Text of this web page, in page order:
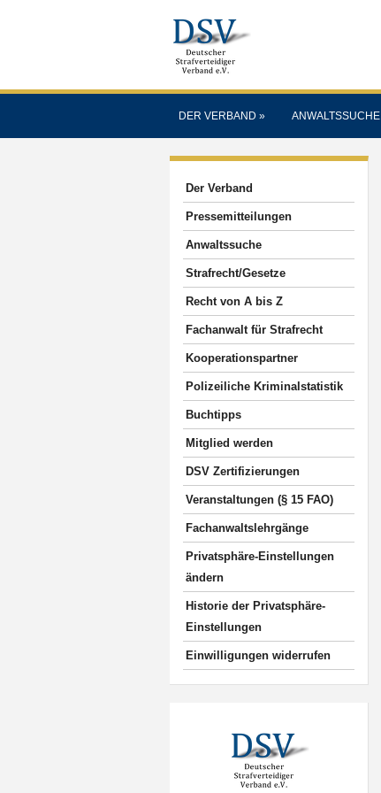
DER VERBAND » ANWALTSSUCHE
Der Verband
Pressemitteilungen
Anwaltssuche
Strafrecht/Gesetze
Recht von A bis Z
Fachanwalt für Strafrecht
Kooperationspartner
Polizeiliche Kriminalstatistik
Buchtipps
Mitglied werden
DSV Zertifizierungen
Veranstaltungen (§ 15 FAO)
Fachanwaltslehrgänge
Privatsphäre-Einstellungen
ändern
Historie der Privatsphäre-
Einstellungen
Einwilligungen widerrufen